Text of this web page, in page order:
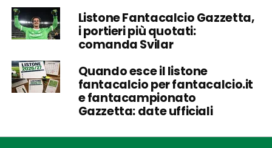
Listone Fantacalcio Gazzetta,
i portieri più quotati:
comanda Svilar
Quando esce il listone
fantacalcio per fantacalcio.it
e fantacampionato
Gazzetta: date ufficiali